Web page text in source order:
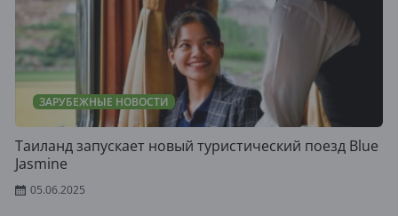
ЗАРУБЕЖНЫЕ НОВОСТИ
Таиланд запускает новый туристический поезд Blue
Jasmine
05.06.2025